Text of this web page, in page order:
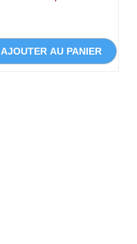
AJOUTER AU PANIER